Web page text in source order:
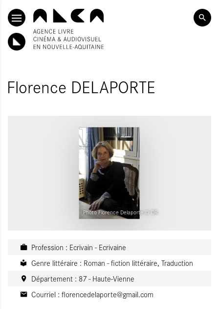
ALLER AU CONTENU PRINCIPAL
Florence DELAPORTE
Photo Florence Delaporte © DR
Profession : Ecrivain - Ecrivaine
Genre littéraire : Roman - fiction littéraire, Traduction
Département : 87 - Haute-Vienne
Courriel : florencedelaporte@gmail.com